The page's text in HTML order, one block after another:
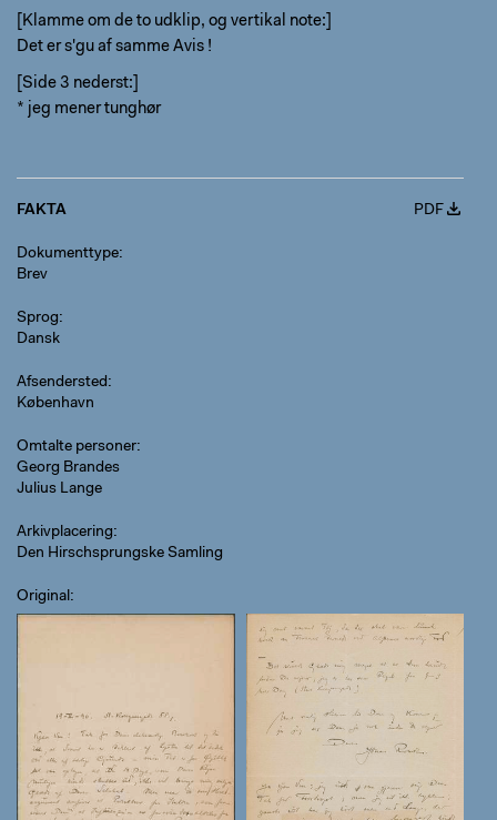
[Klamme om de to udklip, og vertikal note:]
Det er s'gu af samme Avis !
[Side 3 nederst:]
* jeg mener tunghør
FAKTA PDF
Dokumenttype
Brev
Sprog
Dansk
Afsendersted
København
Omtalte personer
Georg Brandes
Julius Lange
Arkivplacering
Den Hirschsprungske Samling
Original